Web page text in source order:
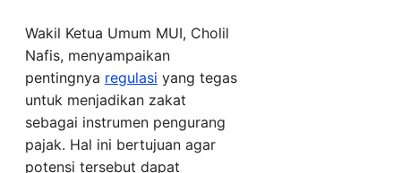
Wakil Ketua Umum MUI, Cholil
Nafis, menyampaikan
pentingnya regulasi yang tegas
untuk menjadikan zakat
sebagai instrumen pengurang
pajak. Hal ini bertujuan agar
potensi tersebut dapat